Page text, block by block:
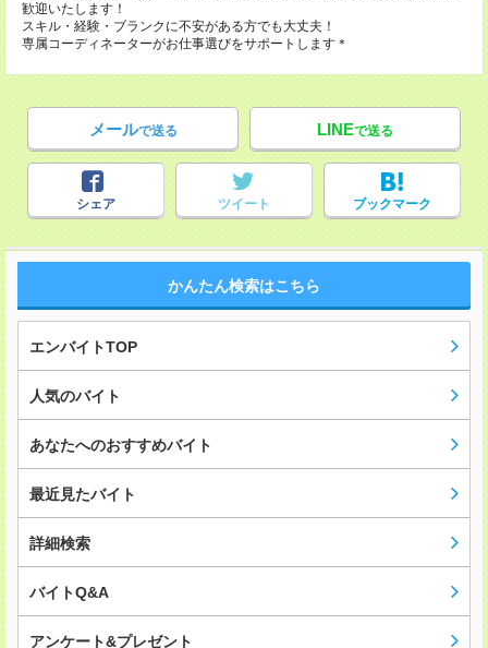
歓迎いたします！
スキル・経験・ブランクに不安がある方でも大丈夫！
専属コーディネーターがお仕事選びをサポートします＊
メールで送る LINEで送る
シェア ツイート ブックマーク
かんたん検索はこちら
エンバイトTOP
人気のバイト
あなたへのおすすめバイト
最近見たバイト
詳細検索
バイトQ&A
アンケート&プレゼント